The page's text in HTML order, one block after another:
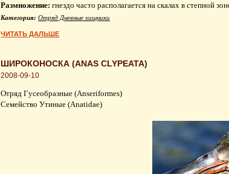
Размножение: гнездо часто располагается на скалах в степной
Категория: Отряд Дневные хищники
ЧИТАТЬ ДАЛЬШЕ
ШИРОКОНОСКА (ANAS CLYPEATA)
2008-09-10
Отряд Гусеобразные (Anseriformes)
Семейство Утиные (Anatidae)